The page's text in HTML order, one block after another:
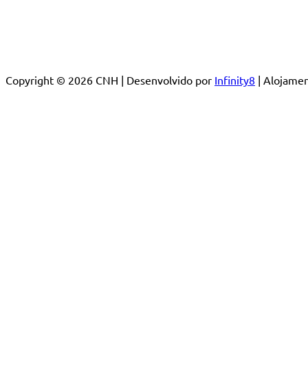
Copyright © 2026 CNH | Desenvolvido por Infinity8 |